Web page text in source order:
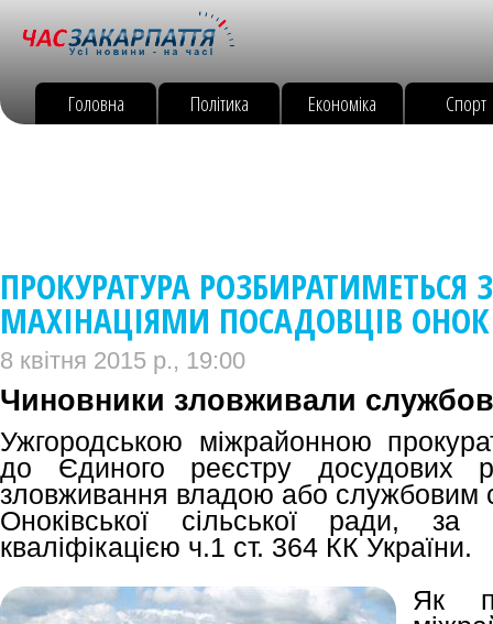
Головна Політика Економіка Спорт
ПРОКУРАТУРА
МАХІНАЦІЯМИ ПОСАДОВЦІВ
8 квітня 2015 р., 19:00
Чиновники зловживали
Ужгородською міжрайонною
до Єдиного реєстру досудових
зловживання владою або
Оноківської сільської ради,
кваліфікацією ч.1 ст. 364 КК України.
Як